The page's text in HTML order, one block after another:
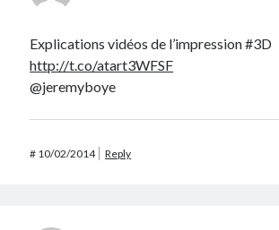
Explications vidéos de l’impression #3D
http://t.co/atart3WFSF
@jeremyboye
# 10/02/2014 Reply